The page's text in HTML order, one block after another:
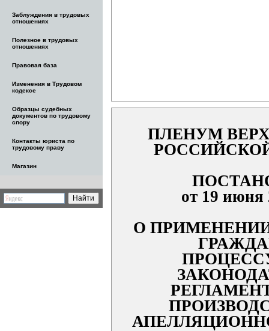
Заблуждения в трудовых
отношениях
Полезное в трудовых
отношениях
Правовая база
Изменения в Трудовом
кодексе
Образцы судебных
документов по трудовому
спору
Контакты юриста по
трудовому праву
Магазин
ПЛЕНУМ
от 19 июня
О